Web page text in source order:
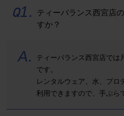
Q1 .
ティーバランス西宮店
すか？
A.
ティーバランス西宮店では
です。
レンタルウェア、水、プロ
利用できますので、手ぶら